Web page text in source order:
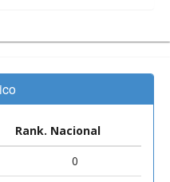
Rank. Nacional
0